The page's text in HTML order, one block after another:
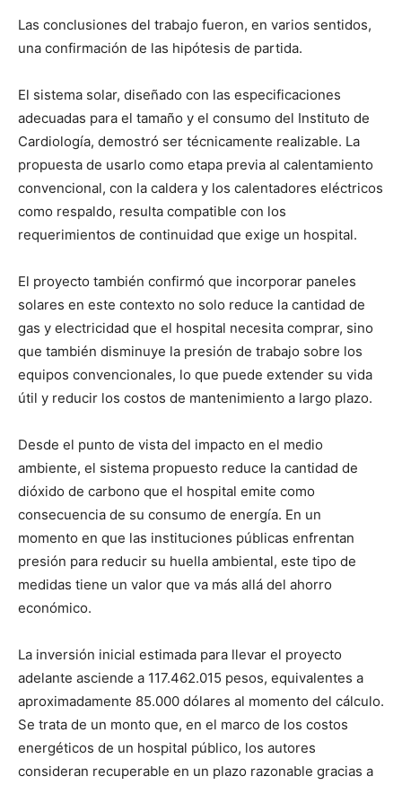
Las conclusiones del trabajo fueron, en varios sentidos,
una confirmación de las hipótesis de partida.
El sistema solar, diseñado con las especificaciones
adecuadas para el tamaño y el consumo del Instituto de
Cardiología, demostró ser técnicamente realizable. La
propuesta de usarlo como etapa previa al calentamiento
convencional, con la caldera y los calentadores eléctricos
como respaldo, resulta compatible con los
requerimientos de continuidad que exige un hospital.
El proyecto también confirmó que incorporar paneles
solares en este contexto no solo reduce la cantidad de
gas y electricidad que el hospital necesita comprar, sino
que también disminuye la presión de trabajo sobre los
equipos convencionales, lo que puede extender su vida
útil y reducir los costos de mantenimiento a largo plazo.
Desde el punto de vista del impacto en el medio
ambiente, el sistema propuesto reduce la cantidad de
dióxido de carbono que el hospital emite como
consecuencia de su consumo de energía. En un
momento en que las instituciones públicas enfrentan
presión para reducir su huella ambiental, este tipo de
medidas tiene un valor que va más allá del ahorro
económico.
La inversión inicial estimada para llevar el proyecto
adelante asciende a 117.462.015 pesos, equivalentes a
aproximadamente 85.000 dólares al momento del cálculo.
Se trata de un monto que, en el marco de los costos
energéticos de un hospital público, los autores
consideran recuperable en un plazo razonable gracias a